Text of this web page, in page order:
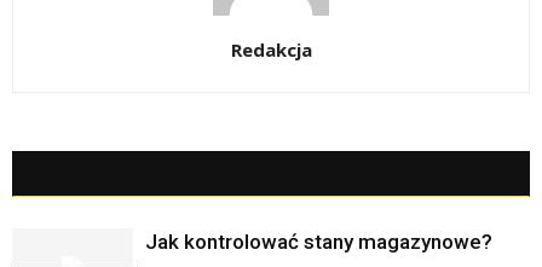
Redakcja
Jak kontrolować stany magazynowe?